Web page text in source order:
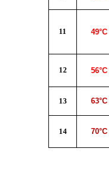
11 49°C
12 56°C
13 63°C
14 70°C